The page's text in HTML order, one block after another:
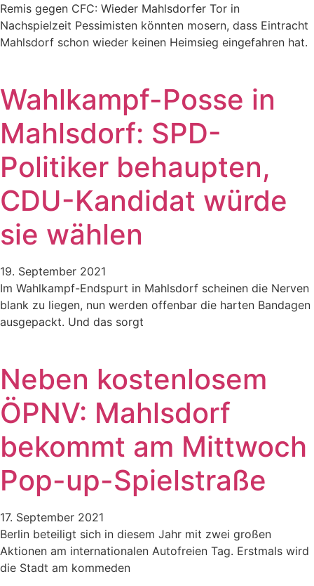
Remis gegen CFC: Wieder Mahlsdorfer Tor in
Nachspielzeit Pessimisten könnten mosern, dass Eintracht
Mahlsdorf schon wieder keinen Heimsieg eingefahren hat.
Wahlkampf-Posse in
Mahlsdorf: SPD-
Politiker behaupten,
CDU-Kandidat würde
sie wählen
19. September 2021
Im Wahlkampf-Endspurt in Mahlsdorf scheinen die Nerven
blank zu liegen, nun werden offenbar die harten Bandagen
ausgepackt. Und das sorgt
Neben kostenlosem
ÖPNV: Mahlsdorf
bekommt am Mittwoch
Pop-up-Spielstraße
17. September 2021
Berlin beteiligt sich in diesem Jahr mit zwei großen
Aktionen am internationalen Autofreien Tag. Erstmals wird
die Stadt am kommeden